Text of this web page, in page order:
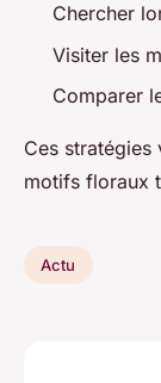
Chercher
Visiter les
Comparer
Ces
motifs floraux
Actu